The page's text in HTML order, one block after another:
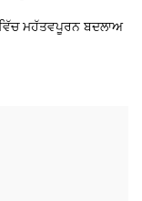
ਮਹੱਤਵਪੂਰਨ ਬਦਲਾਅ